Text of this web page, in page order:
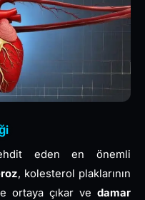
eden en önemli
, kolesterol plaklarının
ortaya çıkar ve damar